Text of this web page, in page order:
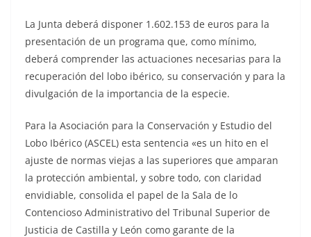
La Junta deberá disponer 1.602.153 de euros para la
presentación de un programa que, como mínimo,
deberá comprender las actuaciones necesarias para la
recuperación del lobo ibérico, su conservación y para la
divulgación de la importancia de la especie.
Para la Asociación para la Conservación y Estudio del
Lobo Ibérico (ASCEL) esta sentencia «es un hito en el
ajuste de normas viejas a las superiores que amparan
la protección ambiental, y sobre todo, con claridad
envidiable, consolida el papel de la Sala de lo
Contencioso Administrativo del Tribunal Superior de
Justicia de Castilla y León como garante de la